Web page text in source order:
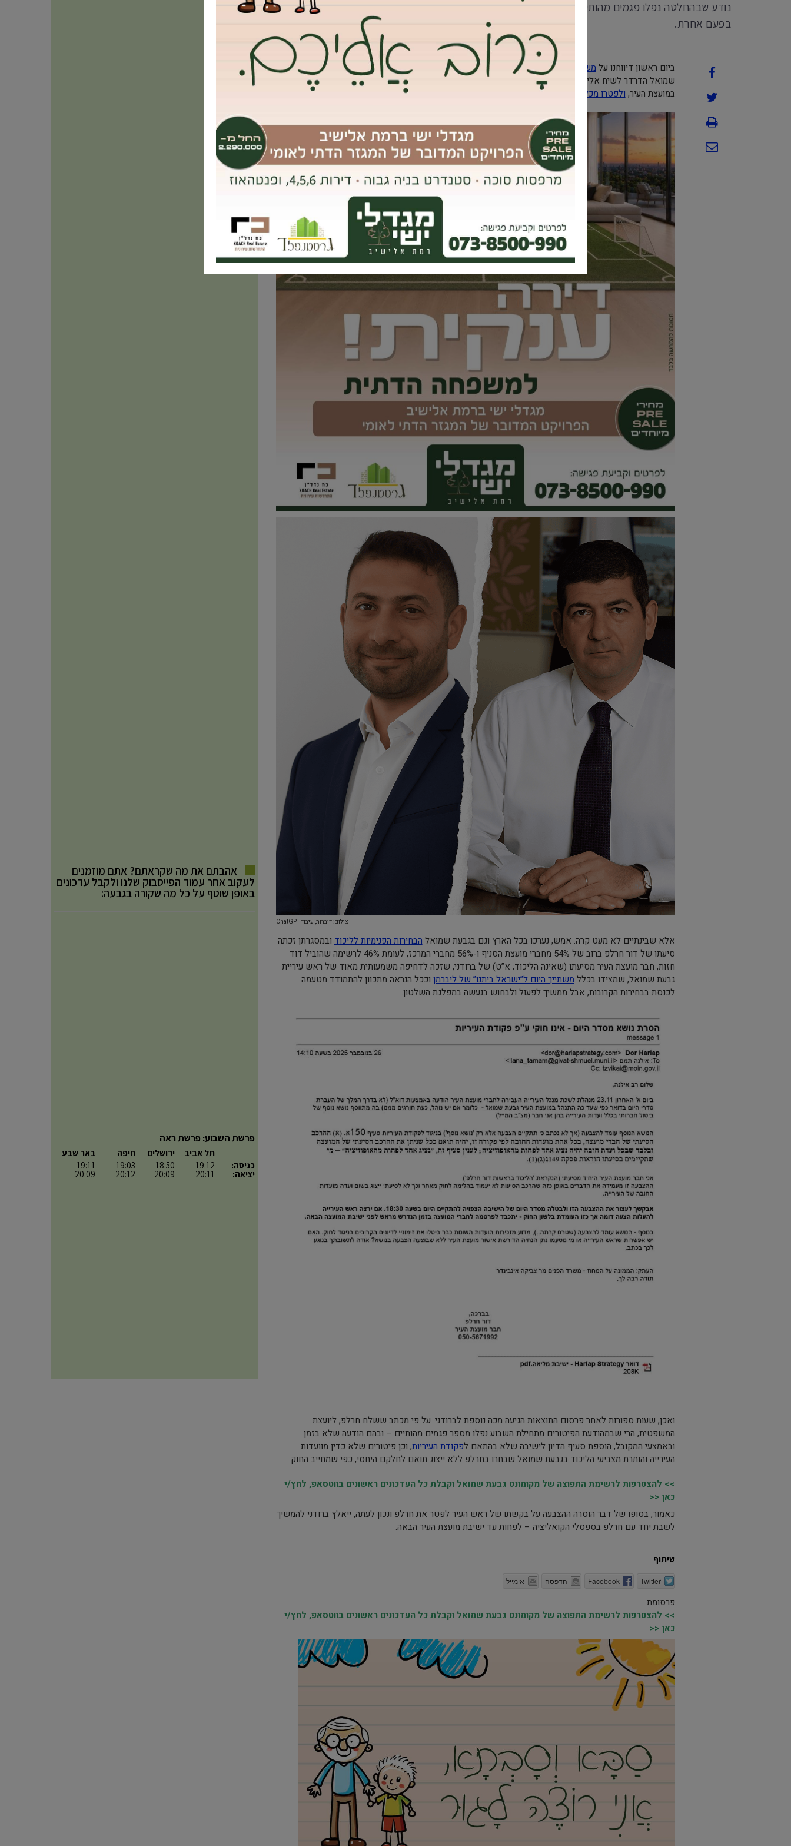
נודע שבהחלטה נפלו פגמים מהותיים ובינתיים נאלץ ברודני לוותר על הדרישה – לפחות עד כינוס המועצה
בפעם אחרת.
ביום ראשון דיווחנו על משבר חמור בקואליציה של יוסי ברודני
, כשויכוח פנימי על השליטה בסניף הליכוד בגבעת
שמואל הדרדר לשיח אלים וצעקני שלאחריו החליט ברודני להעניש את חברו לקואליציה דור חרלפ, נציג הליכוד
במועצת העיר, ולפטרו מכל תפקידיו וסמכיותיו בעירייה.
צילום: דוברות, עיבוד ChatGPT
אלא שבינתיים לא מעט קרה. אמש, נערכו בכל הארץ וגם בגבעת שמואל הבחירות הפנימיות לליכוד ובמסגרתן זכתה
סיעתו של דור חרלפ ברוב של 54% מחברי מועצת הסניף ו-56% מחברי המרכז, לעומת 46% לרשימה שהוביל דוד
חזות, חבר מועצת העיר מסיעתו (שאינה הליכוד; א”ט) של ברודני, שזכה לדחיפה משמעותית מאוד של ראש עיריית
גבעת שמואל, שמצידו בכלל משתייך היום ל”ישראל ביתנו” של ליברמן וככל הנראה מתכוון להתמודד מטעמה
לכנסת בבחירות הקרובות, אבל ממשיך לפעול ולבחוש בנעשה במפלגת השלטון.
ואכן, שעות ספורות לאחר פרסום התוצאות הגיעה מכה נוספת לברודני. על פי מכתב ששלח חרלפ, ליועצת
המשפטית, הרי שבמהודעת הפיטורים מתחילת השבוע נפלו מספר פגמים מהותיים – ובהם הודעה שלא בזמן
ובאמצעי המקובל, הוספת סעיף הדיון לישיבה שלא בהתאם לפקודת העיריות, וכן פיטורים שלא כדין מוועדות
העירייה והותרת מצביעי הליכוד בגבעת שמואל שבחרו בחרלפ ללא ייצוג תואם לחלקם היחסי, כפי שמחייב החוק.
>> להצטרפות לרשימת התפוצה של מקומונט גבעת שמואל וקבלת כל העדכונים ראשונים בווטסאפ, לחץ/י
כאן <<
כאמור, בסופו של דבר הוסרה ההצבעה על בקשתו של ראש העיר לפטר את חרלפ ונכון לעתה, ייאלץ ברודני להמשיך
לשבת יחד עם חרלפ בספסלי הקואליציה – לפחות עד ישיבת מועצת העיר הבאה.
שיתוף
Twitter
Facebook הדפסה אימייל
פרסומת
>> להצטרפות לרשימת התפוצה של מקומונט גבעת שמואל וקבלת כל העדכונים ראשונים בווטסאפ, לחץ/י
כאן <<
אהבתם את מה שקראתם? אתם מוזמנים
לעקוב אחר עמוד הפייסבוק שלנו ולקבל עדכונים
באופן שוטף על כל מה שקורה בגבעה:
פרשת השבוע: פרשת ראה
כניסה:
יציאה:
תל אביב
19:12
20:11
ירושלים
18:50
20:09
חיפה
19:03
20:12
באר שבע
19:11
20:09